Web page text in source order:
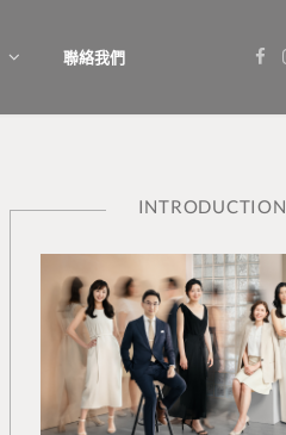
聯絡我們
INTRODUCTION